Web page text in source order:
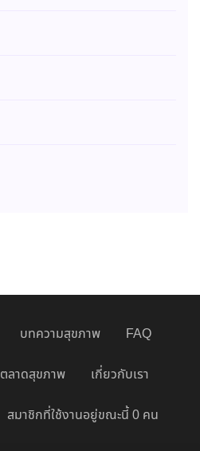
บทความสุขภาพ FAQ
ตลาดสุขภาพ เกี่ยวกับเรา
สมาชิกที่ใช้งานอยู่ขณะนี้ 0 คน